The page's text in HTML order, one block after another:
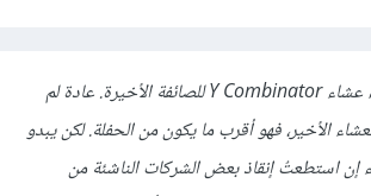
عشاءY Combinatorللصائفة الأخيرة.عادة لم
الأخير، فهو أقرب ما يكونمنالحفلة.لكن يبدو
إن استطعتُ إنقاذ بعض الشركات الناشئة من